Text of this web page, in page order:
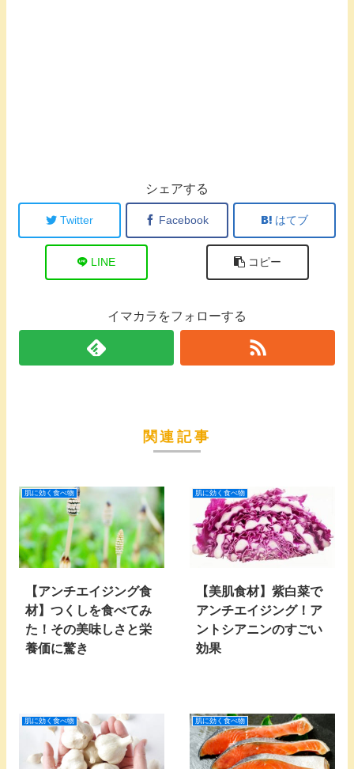
シェアする
Twitter Facebook はてブ
LINE コピー
イマカラをフォローする
関連記事
肌に効く食べ物
【アンチエイジング食
材】つくしを食べてみ
た！その美味しさと栄
養価に驚き
肌に効く食べ物
【美肌食材】紫白菜で
アンチエイジング！ア
ントシアニンのすごい
効果
肌に効く食べ物 肌に効く食べ物